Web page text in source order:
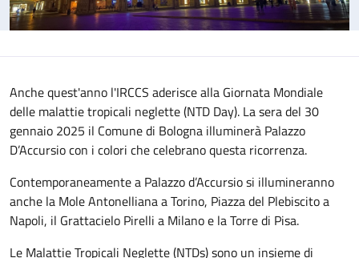
Anche quest'anno l'IRCCS aderisce alla Giornata Mondiale
delle malattie tropicali neglette (NTD Day). La sera del 30
gennaio 2025 il Comune di Bologna illuminerà Palazzo
D’Accursio con i colori che celebrano questa ricorrenza.
Contemporaneamente a Palazzo d’Accursio si illumineranno
anche la Mole Antonelliana a Torino, Piazza del Plebiscito a
Napoli, il Grattacielo Pirelli a Milano e la Torre di Pisa.
Le Malattie Tropicali Neglette (NTDs) sono un insieme di